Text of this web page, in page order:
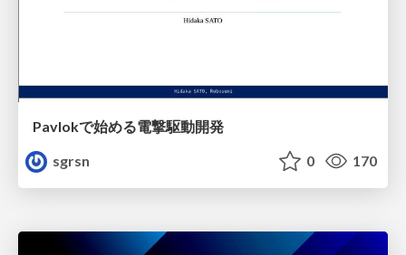
Pavlokで始める電撃駆動開発
sgrsn
0 170